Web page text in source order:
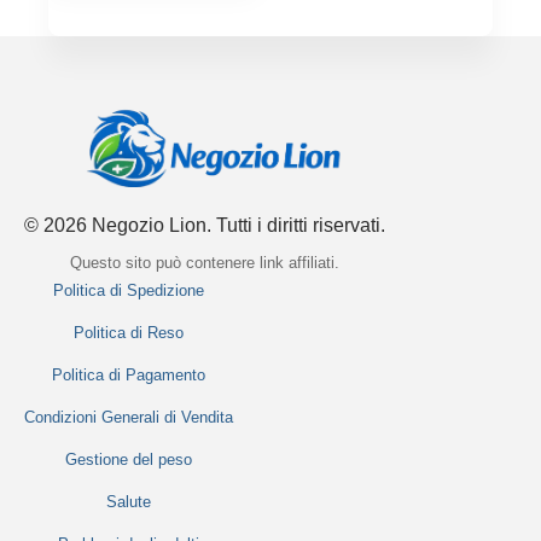
© 2026 Negozio Lion. Tutti i diritti riservati.
Questo sito può contenere link affiliati.
Politica di Spedizione
Politica di Reso
Politica di Pagamento
Condizioni Generali di Vendita
Gestione del peso
Salute